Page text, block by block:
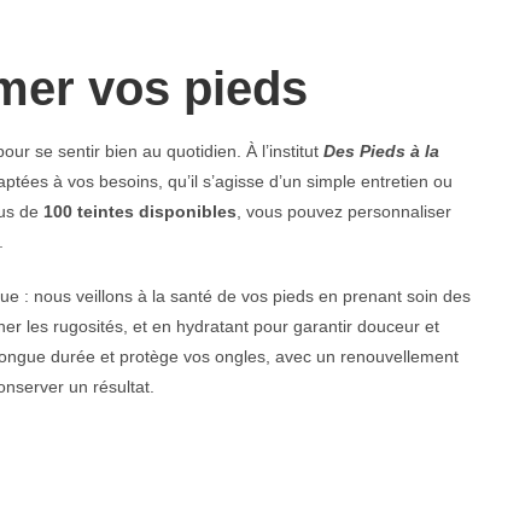
vos pieds
se sentir bien au quotidien. À l’institutDes Pieds à la
à vos besoins, qu’il s’agisse d’un simple entretien ou
de 100 teintes disponibles , vous pouvez personnaliser
: nous veillons à la santé de vos pieds en prenant soin des
les rugosités, et en hydratant pour garantir douceur et
durée et protège vos ongles, avec un renouvellement
un résultat.